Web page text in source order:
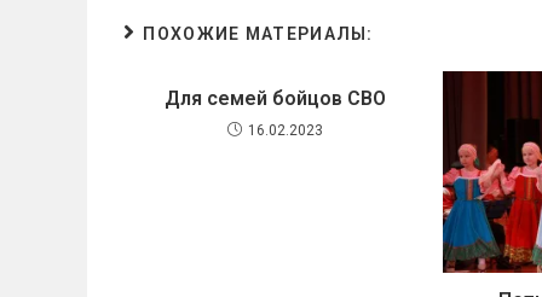
ПОХОЖИЕ МАТЕРИАЛЫ:
Для семей бойцов СВО
16.02.2023